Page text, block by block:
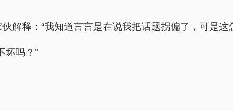
解释：“我知道言言是在说我把话题拐偏了，可是这
坏吗？”